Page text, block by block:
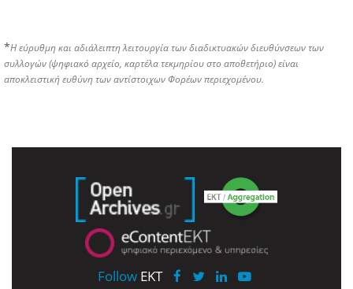
*Η εύρυθμη και αδιάλειπτη λειτουργία των διαδικτυακών διευθύνσεων των
συλλογών (ψηφιακό αρχείο, καρτέλα τεκμηρίου στο αποθετήριο) είναι
αποκλειστική ευθύνη των αντίστοιχων Φορέων περιεχομένου.
Follow EKT